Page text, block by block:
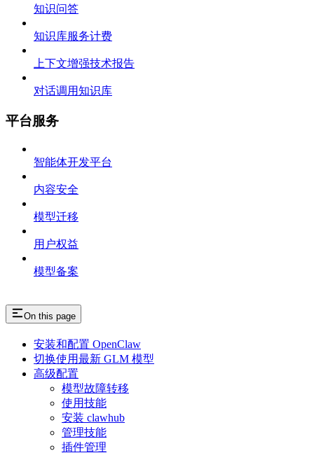
知识问答
知识库服务计费
上下文增强技术报告
对话调用知识库
平台服务
智能体开发平台
内容安全
模型迁移
用户权益
模型备案
On this page
安装和配置 OpenClaw
切换使用最新 GLM 模型
高级配置
模型故障转移
使用技能
安装 clawhub
管理技能
插件管理